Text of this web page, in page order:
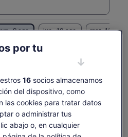
9 ago.
80 €
lun., 10 ago. mar., 11 ago.
entradas
de esta página se haya
Se
abre
en
pestaña
qué no
por tu
16socios almacenamos
del dispositivo, como
las cookies para tratar datos
o administrar tus
abajo o, en cualquier